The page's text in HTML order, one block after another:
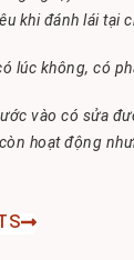
khi đánh lái tại
lúc không, có
vào có sửa
hoạt động